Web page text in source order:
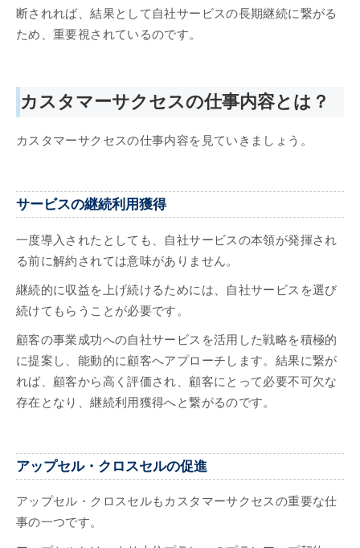
断されれば、結果として自社サービスの長期継続に繋がる
ため、重要視されているのです。
カスタマーサクセスの仕事内容とは？
カスタマーサクセスの仕事内容を見ていきましょう。
サービスの継続利用獲得
一度導入されたとしても、自社サービスの本領が発揮され
る前に解約されては意味がありません。
継続的に収益を上げ続けるためには、自社サービスを選び
続けてもらうことが必要です。
顧客の事業成功への自社サービスを活用した戦略を積極的
に提案し、能動的に顧客へアプローチします。結果に繋が
れば、顧客から高く評価され、顧客にとって必要不可欠な
存在となり、継続利用獲得へと繋がるのです。
アップセル・クロスセルの促進
アップセル・クロスセルもカスタマーサクセスの重要な仕
事の一つです。